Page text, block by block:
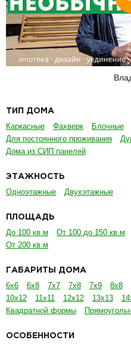
ТИП ДОМА
Каркасные Фахверк Блочные
Для постоянного проживания
Дома из СИП панелей
ЭТАЖНОСТЬ
Одноэтажные Двухэтажные
ПЛОЩАДЬ
До 100 кв.м От 100 до 150 кв.м
От 200 кв.м
ГАБАРИТЫ ДОМА
6х6 6х8 7х7 7х8 7х9 8х8
10х12
11х11 12х12 13х13
Квадратной формы
ОСОБЕННОСТИ